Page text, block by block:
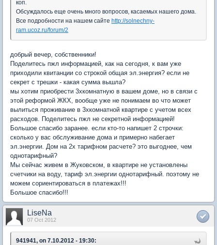
коп.
Обсуждалось еще очень много вопросов, касаемых нашего дома.
Все подробности на нашем сайте http://solnechny-
ram.ucoz.ru/forum/2
добрый вечер, собственники!
Поделитесь пжл информацией, как на сегодня, к вам уже
приходили квитанции со строкой общая эл.энергия? если не
секрет с трешки - какая сумма вышла?
мы хотим приобрести 3хкомнатную в вашем доме, но в связи с
этой реформой ЖКХ, вообще уже не понимаем во что может
вылиться проживание в 3хкомнатной квартире с учетом всех
расходов. Поделитесь пжл не секретной информацией!
Большое спасибо заранее. если кто-то напишет 2 строчки:
сколько у вас обслуживание дома и примерно набегает
эл.энергии. Дом на 2х тарифном расчете? это выгоднее, чем
однотарифный?
Мы сейчас живем в Жуковском, в квартире не установлены
счетчики на воду, тариф эл.энергии однотарифный. поэтому не
можем сориентироваться в платежах!!!
Большое спасибо!!!
LiseNa
07 Oct 2012
941941, on 7.10.2012 - 19:30: